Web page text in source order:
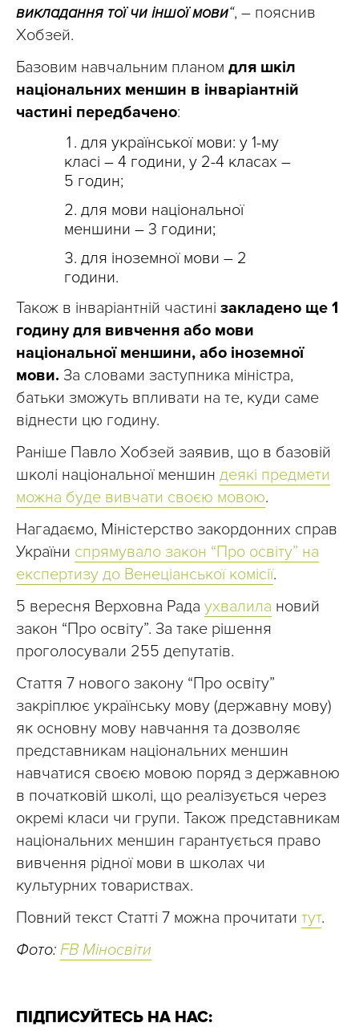
викладання тої чи іншої мови“, – пояснив
Хобзей.
Базовим навчальним планом для шкіл
національних меншин в інваріантній
частині передбачено:
для української мови: у 1-му
класі – 4 години, у 2-4 класах –
5 годин;
для мови національної
меншини – 3 години;
для іноземної мови – 2
години.
Також в інваріантній частині закладено ще 1
годину для вивчення або мови
національної меншини, або іноземної
мови. За словами заступника міністра,
батьки зможуть впливати на те, куди саме
віднести цю годину.
Раніше Павло Хобзей заявив, що в базовій
школі національної меншин деякі предмети
можна буде вивчати своєю мовою.
Нагадаємо, Міністерство закордонних справ
України спрямувало закон “Про освіту” на
експертизу до Венеціанської комісії.
5 вересня Верховна Рада ухвалила новий
закон “Про освіту”. За таке рішення
проголосували 255 депутатів.
Стаття 7 нового закону “Про освіту”
закріплює українську мову (державну мову)
як основну мову навчання та дозволяє
представникам національних меншин
навчатися своєю мовою поряд з державною
в початковій школі, що реалізується через
окремі класи чи групи. Також представникам
національних меншин гарантується право
вивчення рідної мови в школах чи
культурних товариствах.
Повний текст Статті 7 можна прочитати тут.
Фото: FB Міносвіти
ПІДПИСУЙТЕСЬ НА НАС: